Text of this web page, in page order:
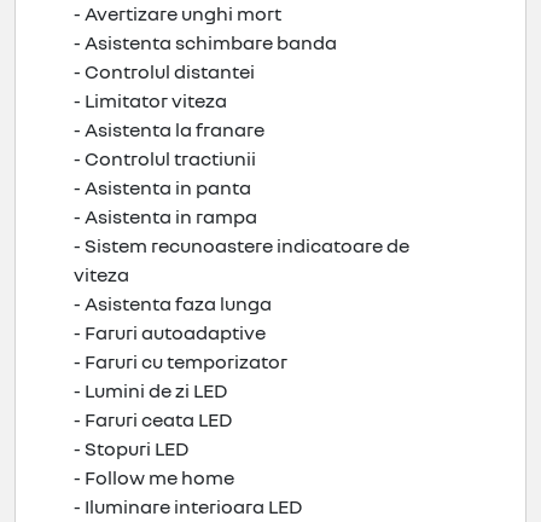
- Avertizare unghi mort
- Asistenta schimbare banda
- Controlul distantei
- Limitator viteza
- Asistenta la franare
- Controlul tractiunii
- Asistenta in panta
- Asistenta in rampa
- Sistem recunoastere indicatoare de
viteza
- Asistenta faza lunga
- Faruri autoadaptive
- Faruri cu temporizator
- Lumini de zi LED
- Faruri ceata LED
- Stopuri LED
- Follow me home
- Iluminare interioara LED